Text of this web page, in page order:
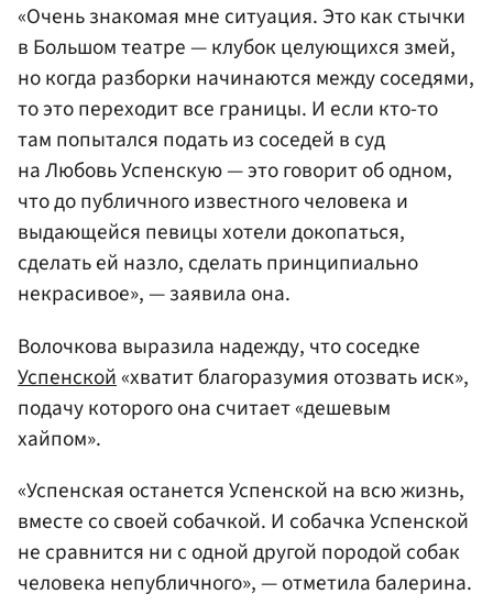
«Очень знакомая мне ситуация. Это как стычки
в Большом театре — клубок целующихся змей,
но когда разборки начинаются между соседями,
то это переходит все границы. И если кто-то
там попытался подать из соседей в суд
на Любовь Успенскую — это говорит об одном,
что до публичного известного человека и
выдающейся певицы хотели докопаться,
сделать ей назло, сделать принципиально
некрасивое», — заявила она.
Волочкова выразила надежду, что соседке
Успенской«хватит благоразумия отозвать иск»,
подачу которого она считает «дешевым
хайпом».
«Успенская останется Успенской на всю жизнь,
вместе со своей собачкой. И собачка Успенской
не сравнится ни с одной другой породой собак
человека непубличного», — отметила балерина.